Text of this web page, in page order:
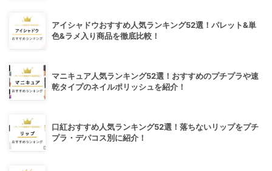
アイシャドウおすすめ人気ランキング52選！パレット&単
色&ラメ入り商品を徹底比較！
マニキュア人気ランキング52選！おすすめのプチプラや速
乾タイプのネイルポリッシュを紹介！
口紅おすすめ人気ランキング52選！落ちないリップをプチ
プラ・デパコス別に紹介！